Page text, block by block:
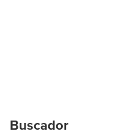
Buscador